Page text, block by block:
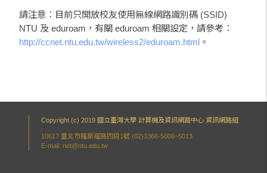
請注意：目前只開放校友使用無線網路識別碼 (SSID)
NTU 及 eduroam，有關 eduroam 相關設定，請參考：
http://ccnet.ntu.edu.tw/wireless2/eduroam.html 。
Copyright (c) 2019 國立臺灣大學 計算機及資訊網路中心 資訊網路組
10617 臺北市羅斯福路四段1號 (02)3366-5006~5013
E-mail: net@ntu.edu.tw